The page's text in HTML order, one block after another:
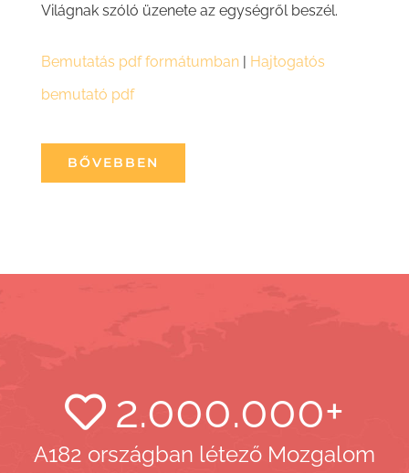
Világnak szóló üzenete az egységről beszél.
Bemutatás pdf formátumban| Hajtogatós
bemutató pdf
BŐVEBBEN
2.000.000+
A182 országban létező Mozgalom